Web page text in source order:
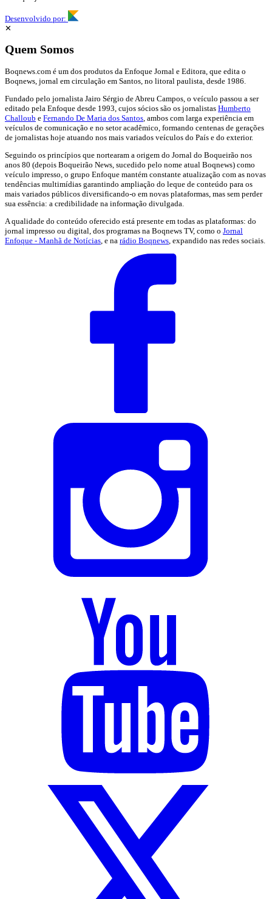
Desenvolvido por:
✕
Quem Somos
Boqnews.com é um dos produtos da Enfoque Jornal e Editora, que edita o
Boqnews, jornal em circulação em Santos, no litoral paulista, desde 1986.
Fundado pelo jornalista Jairo Sérgio de Abreu Campos, o veículo passou a ser
editado pela Enfoque desde 1993, cujos sócios são os jornalistas Humberto
Challoub e Fernando De Maria dos Santos , ambos com larga experiência em
veículos de comunicação e no setor acadêmico, formando centenas de gerações
de jornalistas hoje atuando nos mais variados veículos do País e do exterior.
Seguindo os princípios que nortearam a origem do Jornal do Boqueirão nos
anos 80 (depois Boqueirão News, sucedido pelo nome atual Boqnews) como
veículo impresso, o grupo Enfoque mantém constante atualização com as novas
tendências multimídias garantindo ampliação do leque de conteúdo para os
mais variados públicos diversificando-o em novas plataformas, mas sem perder
sua essência: a credibilidade na informação divulgada.
A qualidade do conteúdo oferecido está presente em todas as plataformas: do
jornal impresso ou digital, dos programas na Boqnews TV, como o Jornal
Enfoque - Manhã de Notícias , e na rádio Boqnews , expandido nas redes sociais.